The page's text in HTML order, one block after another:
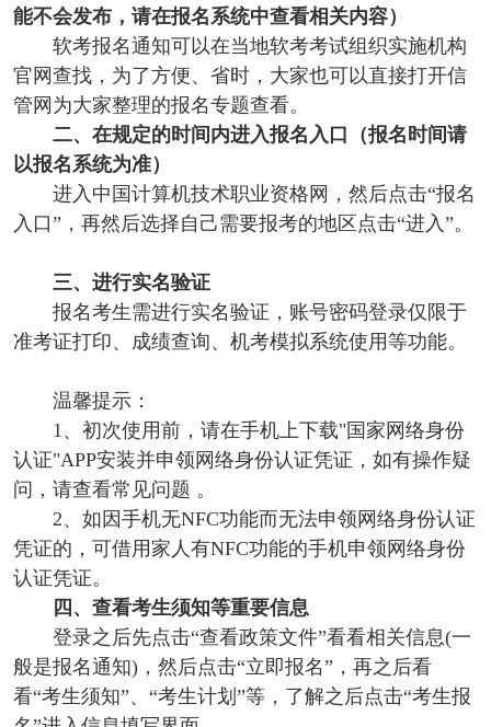
能不会发布，请在报名系统中查看相关内容）
软考报名通知可以在当地软考考试组织实施机构
官网查找，为了方便、省时，大家也可以直接打开信
管网为大家整理的报名专题查看。
二、在规定的时间内进入报名入口（报名时间请
以报名系统为准）
进入中国计算机技术职业资格网，然后点击“报名
入口”，再然后选择自己需要报考的地区点击“进入”。
三、进行实名验证
报名考生需进行实名验证，账号密码登录仅限于
准考证打印、成绩查询、机考模拟系统使用等功能。
温馨提示：
1、初次使用前，请在手机上下载"国家网络身份
认证"APP安装并申领网络身份认证凭证，如有操作疑
问，请查看常见问题 。
2、如因手机无NFC功能而无法申领网络身份认证
凭证的，可借用家人有NFC功能的手机申领网络身份
认证凭证。
四、查看考生须知等重要信息
登录之后先点击“查看政策文件”看看相关信息(一
般是报名通知)，然后点击“立即报名”，再之后看
看“考生须知”、“考生计划”等，了解之后点击“考生报